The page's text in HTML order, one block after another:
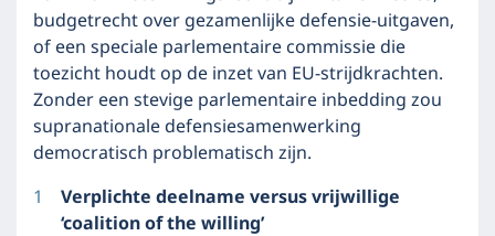
budgetrecht over gezamenlijke defensie-uitgaven,
of een speciale parlementaire commissie die
toezicht houdt op de inzet van EU-strijdkrachten.
Zonder een stevige parlementaire inbedding zou
supranationale defensiesamenwerking
democratisch problematisch zijn.
Verplichte deelname versus vrijwillige
‘coalition of the willing’